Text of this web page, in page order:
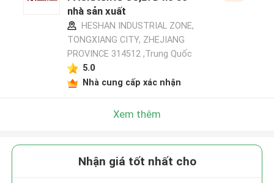
nhà sản xuất
HESHAN INDUSTRIAL ZONE,
TONGXIANG CITY, ZHEJIANG
PROVINCE 314512 ,Trung Quốc
5.0
Nhà cung cấp xác nhận
Xem thêm
Nhận giá tốt nhất cho